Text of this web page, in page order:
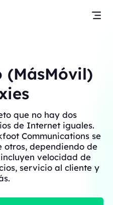
(MásMóvil)
que no hay dos
de Internet iguales.
Communications se
otros, dependiendo de
velocidad de
servicio al cliente y